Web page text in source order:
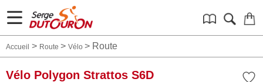
Accueil > Route > Vélo > Route
Vélo Polygon Strattos S6D